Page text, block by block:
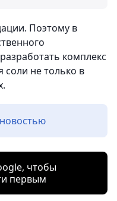
Поэтому в
комплекс
не только в
чтобы
первым